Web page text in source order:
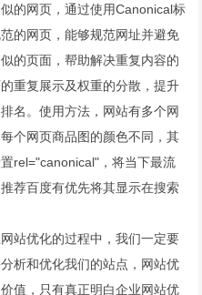
网页，通过使用Canonical标
的网页，能够规范网址并避免
的页面，帮助解决重复内容的
重复展示及权重的分散，提升
名。使用方法，网站有多个网
个网页商品图的颜色不同，其
rel="canonical"，将当下最流
荐百度有优先将其显示在搜索
优化的过程中，我们一定要
析和优化我们的站点，网站优
值，只有真正明白企业网站优